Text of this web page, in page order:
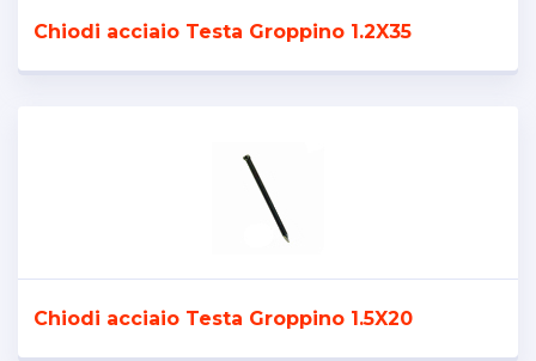
Chiodi acciaio Testa Groppino 1.2X35
Chiodi acciaio Testa Groppino 1.5X20